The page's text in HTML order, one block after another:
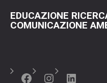
EDUCAZIONE
COMUNICAZIONE
Facebook
Instagram
LinkedIn